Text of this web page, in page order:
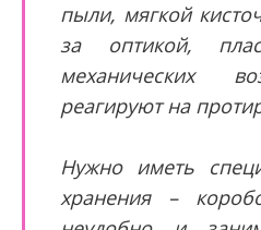
пыли, мягкой
за оптикой,
механических
реагируют на
Нужно иметь
хранения –